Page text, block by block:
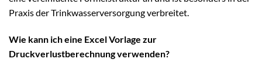
Praxis der Trinkwasserversorgung verbreitet.
Wie kann ich eine Excel Vorlage zur
Druckverlustberechnung verwenden?